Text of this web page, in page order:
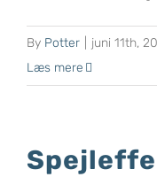
By Potter juni 11th,
Læs mere